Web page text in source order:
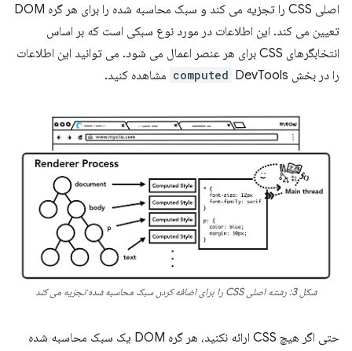
اصلی CSS را تجزیه می کند و سبک محاسبه شده را برای هر گره DOM
تعیین می کند. این اطلاعات در مورد نوع سبکی است که بر اساس
انتخابگرهای CSS برای هر عنصر اعمال می شود. می توانید این اطلاعات
را در بخش
computed DevTools مشاهده کنید.
شکل 3: رشته اصلی CSS را برای اضافه کردن سبک محاسبه شده تجزیه می کند
حتی اگر هیچ CSS ارائه نکنید، هر گره DOM یک سبک محاسبه شده